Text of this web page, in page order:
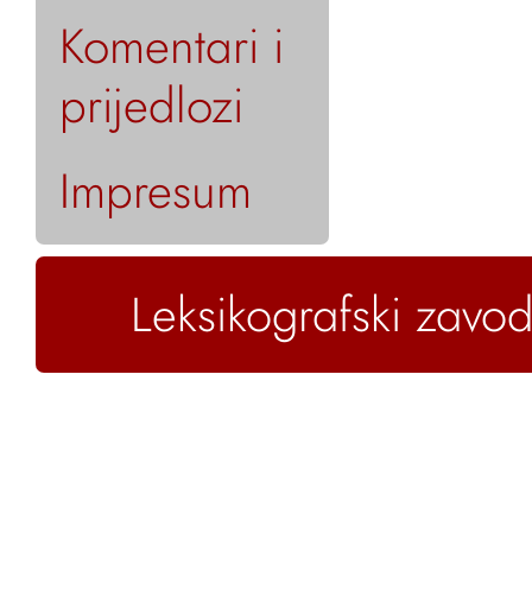
Komentari i
prijedlozi
Impresum
Leksikografski